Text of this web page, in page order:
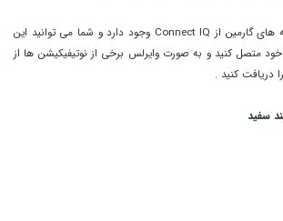
قابلیت نصب تمامی برنامه های گارمین از Connect IQ وجود دارد و شما می توانید این
متصل کنید و به صورت وایرلس برخی از نوتیفیکیشن ها از
دریافت کنید .